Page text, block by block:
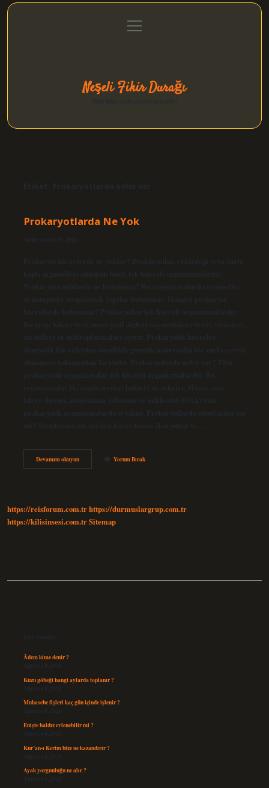
Gizlilik Politikası
menüyü
aç
Neşeli Fikir Durağı
Etiket: Prokaryotlarda neler var
Prokaryotlarda Ne Yok
Tarih: Aralık 19, 2024
Prokaryot hücrelerde ne yoktur? Prokaryotlar, çekirdeği veya zarla
kaplı organelleri olmayan basit, tek hücreli organizmalardır.
Prokaryot canlılarda ne bulunmaz? Bu organizmalarda organeller
ve kompleks sitoplazmik yapılar bulunmaz. Hangisi prokaryot
hücrelerde bulunmaz? Prokaryotlar tek hücreli organizmalardır.
Bu grup bakterileri, mavi-yeşil algleri (siyanobakterileri), virüsleri,
viroidleri ve mikroplazmaları içerir. Prokaryotik hücreler
ökaryotik hücrelerden öncelikle genetik materyalin bir zarla çevrili
olmaması bakımından farklıdır. Prokaryotlarda neler var? Tüm
prokaryotik organizmalar tek hücreli organizmalardır. Bu
organizmalar iki sınıfa ayrılır: bakteri ve arkeler. Hücre zarı,
hücre duvarı, sitoplazma, ribozom ve nükleotid (DNA) tüm
prokaryotik organizmalarda ortaktır. Prokaryotlarda sitoplazma var
mı? Sitoplazma adı verilen hücre kısmı ökaryotlar ve…
Devamını okuyunProkaryotlarda
Ne
Yorum Bırak
https://reisforum.com.trhttps://durmuslargrup.com.tr
https://kilisinsesi.com.trSitemap
Son Yazılar
Âdem kime denir ?
Ağustos 9, 2026
Kuzu göbeği hangi aylarda toplanır ?
Ağustos 8, 2026
Muhasebe fişleri kaç gün içinde işlenir ?
Ağustos 8, 2026
Enişte baldız evlenebilir mi ?
Ağustos 6, 2026
Kur’an-ı Kerim bize ne kazandırır ?
Ağustos 6, 2026
Ayak yorgunluğu ne alır ?
Ağustos 5, 2026